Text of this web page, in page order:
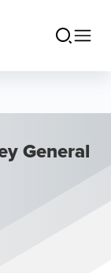
General